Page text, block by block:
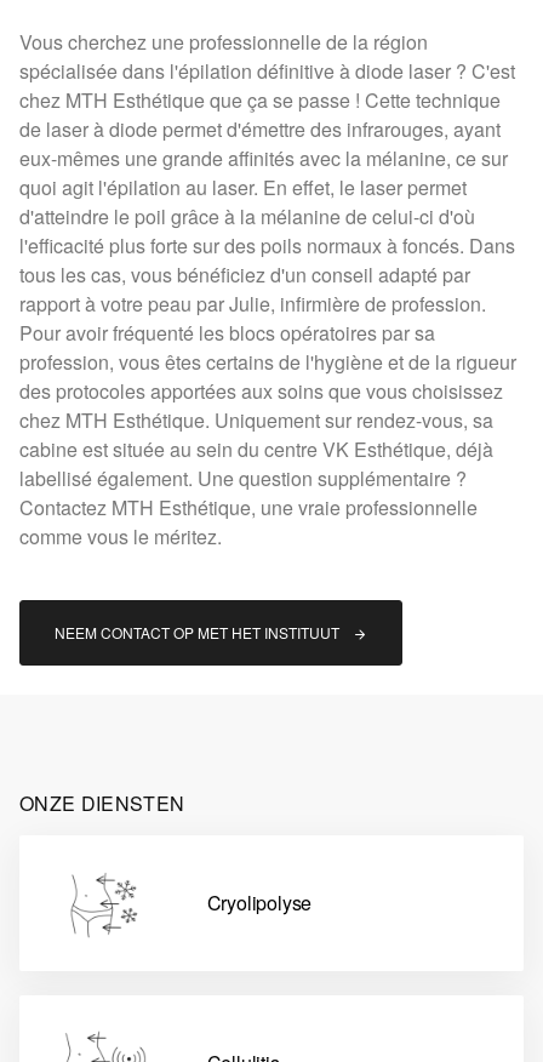
Vous cherchez une professionnelle de la région
spécialisée dans l'épilation définitive à diode laser ? C'est
chez MTH Esthétique que ça se passe ! Cette technique
de laser à diode permet d'émettre des infrarouges, ayant
eux-mêmes une grande affinités avec la mélanine, ce sur
quoi agit l'épilation au laser. En effet, le laser permet
d'atteindre le poil grâce à la mélanine de celui-ci d'où
l'efficacité plus forte sur des poils normaux à foncés. Dans
tous les cas, vous bénéficiez d'un conseil adapté par
rapport à votre peau par Julie, infirmière de profession.
Pour avoir fréquenté les blocs opératoires par sa
profession, vous êtes certains de l'hygiène et de la rigueur
des protocoles apportées aux soins que vous choisissez
chez MTH Esthétique. Uniquement sur rendez-vous, sa
cabine est située au sein du centre VK Esthétique, déjà
labellisé également. Une question supplémentaire ?
Contactez MTH Esthétique, une vraie professionnelle
comme vous le méritez.
NEEM CONTACT OP MET HET INSTITUUT
ONZE DIENSTEN
Cryolipolyse